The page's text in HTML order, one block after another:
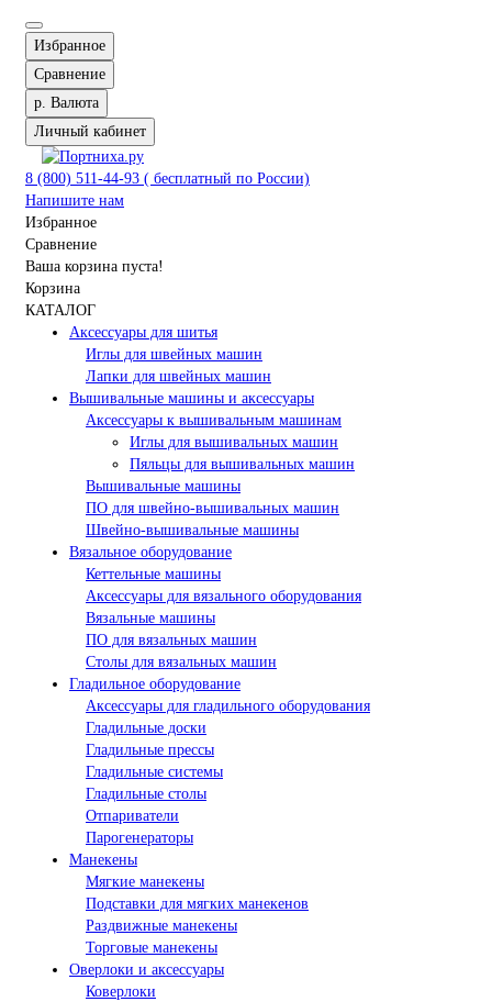
Избранное
Сравнение
р. Валюта
Личный кабинет
8 (800) 511-44-93 ( бесплатный по России)
Напишите нам
Избранное
Сравнение
Ваша корзина пуста!
Корзина
КАТАЛОГ
Аксессуары для шитья
Иглы для швейных машин
Лапки для швейных машин
Вышивальные машины и аксессуары
Аксессуары к вышивальным машинам
Иглы для вышивальных машин
Пяльцы для вышивальных машин
Вышивальные машины
ПО для швейно-вышивальных машин
Швейно-вышивальные машины
Вязальное оборудование
Кеттельные машины
Аксессуары для вязального оборудования
Вязальные машины
ПО для вязальных машин
Столы для вязальных машин
Гладильное оборудование
Аксессуары для гладильного оборудования
Гладильные доски
Гладильные прессы
Гладильные системы
Гладильные столы
Отпариватели
Парогенераторы
Манекены
Мягкие манекены
Подставки для мягких манекенов
Раздвижные манекены
Торговые манекены
Оверлоки и аксессуары
Коверлоки